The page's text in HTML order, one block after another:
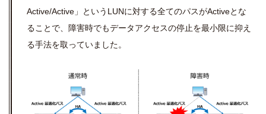
Active/Active」というLUNに対する全てのパスがActiveとな
ることで、障害時でもデータアクセスの停止を最小限に抑え
る手法を取っていました。